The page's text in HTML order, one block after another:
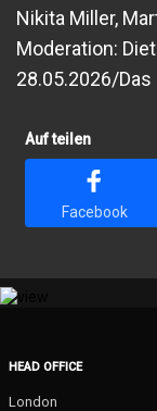
Nikita Miller,
Moderation:
28.05.2026/Das
Auf teilen
Facebook
HEAD OFFICE
London